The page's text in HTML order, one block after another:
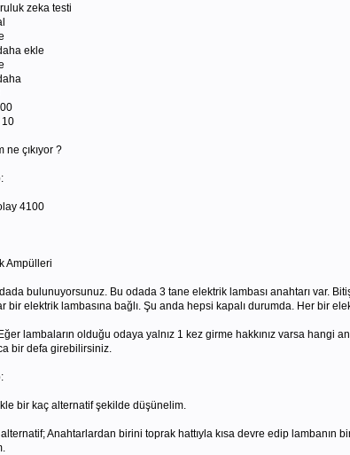
zeka testi
ekle
10
ne çıkıyor ?
4100
Ampülleri
bulunuyorsunuz. Bu odada 3 tane elektrik lambası anahtarı var.
bir elektrik lambasına bağlı. Şu anda hepsi kapalı durumda. Her bir
lambaların olduğu odaya yalnız 1 kez girme hakkınız varsa hangi
bir defa girebilirsiniz.
bir kaç alternatif şekilde düşünelim.
Anahtarlardan birini toprak hattıyla kısa devre edip lambanın